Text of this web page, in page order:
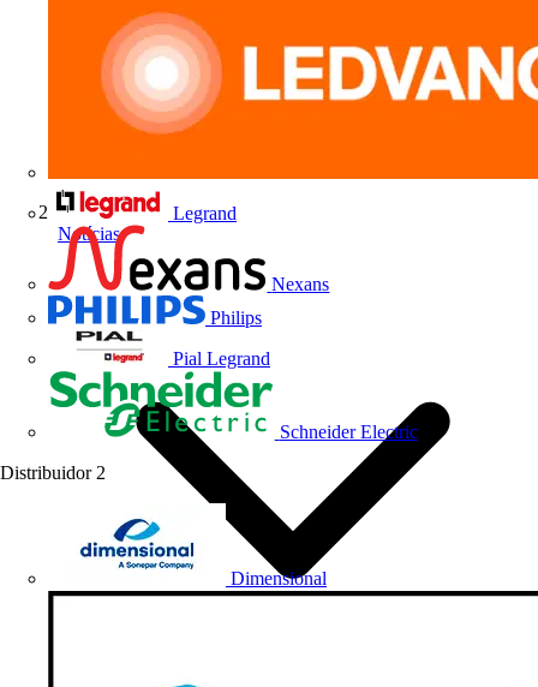
Legrand
Nexans
Philips
Pial Legrand
Schneider Electric
Distribuidor 2
Dimensional
Notícias